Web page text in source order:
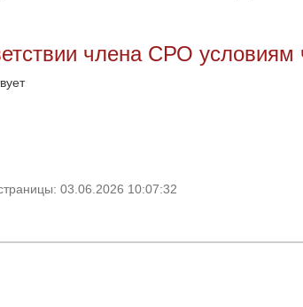
члена СРО условиям
03.06.2026 10:07:32